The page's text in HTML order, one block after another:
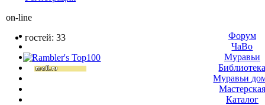
on-line
гостей: 33
Форум
ЧаВо
Муравьи
Муравьи
Мастерская
Каталог